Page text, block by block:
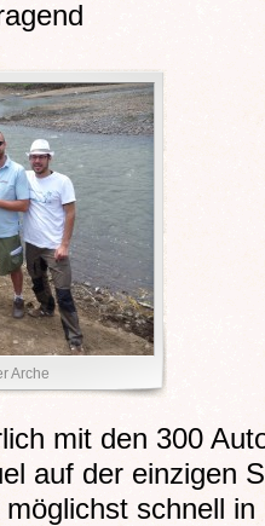
Arche
mit den 300
auf der einzigen
schnell